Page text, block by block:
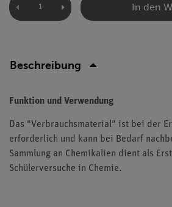
In den
Beschreibung
Funktion und Verwendung
Das "Verbrauchsmaterial" ist bei der
erforderlich und kann bei Bedarf
Sammlung an Chemikalien dient als
Schülerversuche in Chemie.